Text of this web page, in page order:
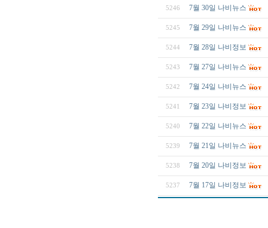
5246 7월 30일 나비뉴스
5245 7월 29일 나비뉴스
5244 7월 28일 나비정보
5243 7월 27일 나비뉴스
5242 7월 24일 나비뉴스
5241 7월 23일 나비정보
5240 7월 22일 나비뉴스
5239 7월 21일 나비뉴스
5238 7월 20일 나비정보
5237 7월 17일 나비정보